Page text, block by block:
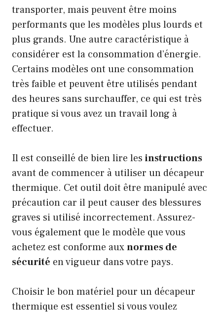
transporter, mais peuvent être moins
performants que les modèles plus lourds et
plus grands. Une autre caractéristique à
considérer est la consommation d’énergie.
Certains modèles ont une consommation
très faible et peuvent être utilisés pendant
des heures sans surchauffer, ce qui est très
pratique si vous avez un travail long à
effectuer.
Il est conseillé de bien lire les instructions
avant de commencer à utiliser un décapeur
thermique. Cet outil doit être manipulé avec
précaution car il peut causer des blessures
graves si utilisé incorrectement. Assurez-
vous également que le modèle que vous
achetez est conforme auxnormes de
sécurité en vigueur dans votre pays.
Choisir le bon matériel pour un décapeur
thermique est essentiel si vous voulez